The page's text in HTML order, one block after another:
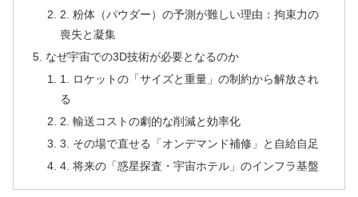
2. 粉体（パウダー）の予測が難しい理由：拘束力の
喪失と凝集
なぜ宇宙での3D技術が必要となるのか
1. ロケットの「サイズと重量」の制約から解放され
る
2. 輸送コストの劇的な削減と効率化
3. その場で直せる「オンデマンド補修」と自給自足
4. 将来の「惑星探査・宇宙ホテル」のインフラ基盤